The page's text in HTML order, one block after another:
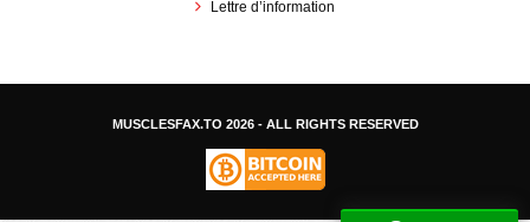
Lettre d’information
MUSCLESFAX.TO 2026 - ALL RIGHTS RESERVED